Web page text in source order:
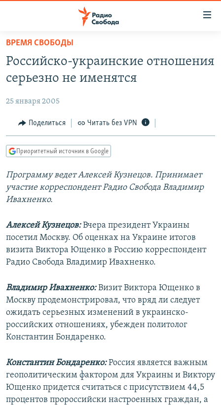
упрощенного
доступа
основному
Вернутся
главной
навигации
Вернутся
поиску
АВТОРСКИЕ ПРОЕКТЫ
ЦИТАТЫ СВОБОДЫ
МНЕНИЯ
IDEL.РЕАЛИИ
КАВКАЗ.РЕАЛИИ
СЕВЕР.РЕАЛИИ
РАСПИСАНИЕ ВЕЩАНИЯ
ПОДПИШИТЕСЬ НА РАССЫЛКУ
Все сайты РСЕ/РС
ВРЕМЯ СВОБОДЫ
Российско-украинские отношения
серьезно не именятся
25 января 2005
Поделиться Читать без VPN
Приоритетный источник в Google
Программу ведет Алексей Кузнецов. Принимает
участие корреспондент Радио Свобода Владимир
Ивахненко.
Алексей Кузнецов:Вчера президент Украины
посетил Москву. Об оценках на Украине итогов
визита Виктора Ющенко в Россию корреспондент
Радио Свобода Владимир Ивахненко.
Владимир Ивахненко:Визит Виктора Ющенко в
Москву продемонстрировал, что вряд ли следует
ожидать серьезных изменений в украинско-
российских отношениях, убежден политолог
Константин Бондаренко.
Константин Бондаренко:Россия является важным
геополитическим фактором для Украины и Виктору
Ющенко придется считаться с присутствием 44,5
процентов пророссийски настроенных граждан, а